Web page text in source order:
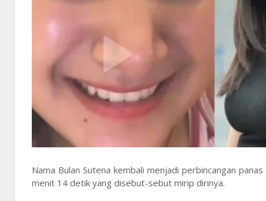
Nama Bulan Sutena kembali menjadi perbincangan
menit 14 detik yang disebut-sebut mirip dirinya.